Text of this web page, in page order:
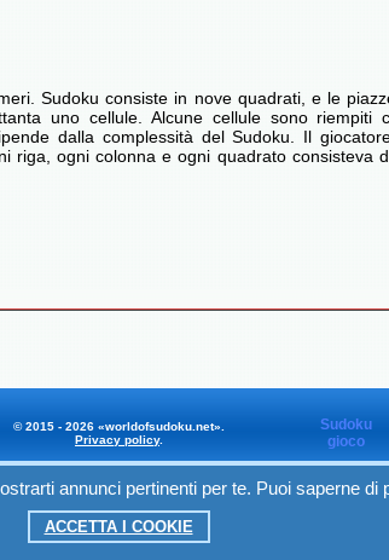
Sudoku consiste in nove quadrati, e le
uno cellule. Alcune cellule sono
dalla complessità del Sudoku. Il
riga, ogni colonna e ogni quadrato consisteva
© 2015 - 2026 «worldofsudoku.net».
Privacy policy.
Sudoku
gioco
annunci pertinenti per te. Puoi saperne di
ACCETTA I COOKIE
Worldofsudoku
in Facebook